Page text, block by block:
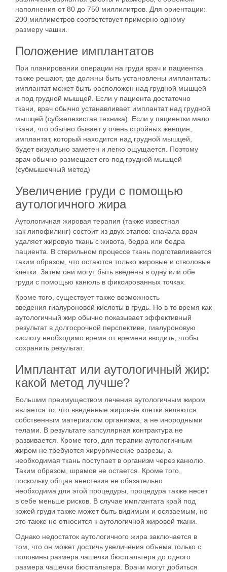
наполнения от 80 до 750 миллилитров. Для ориентации:
200 миллиметров соответствует примерно одному
размеру чашки.
Положение имплантатов
При планировании операции на груди врач и пациентка
также решают, где должны быть установлены имплантаты:
имплантат может быть расположен над грудной мышцей
и под грудной мышцей. Если у пациента достаточно
ткани, врач обычно устанавливает имплантат над грудной
мышцей (субжелезистая техника). Если у пациентки мало
ткани, что обычно бывает у очень стройных женщин,
имплантат, который находится над грудной мышцей,
будет визуально заметен и легко ощущается. Поэтому
врач обычно размещает его под грудной мышцей
(субмышечный метод)
Увеличение груди с помощью
аутологичного жира
Аутологичная жировая терапия (также известная
как липофилинг) состоит из двух этапов: сначала врач
удаляет жировую ткань с живота, бедра или бедра
пациента. В стерильном процессе ткань подготавливается
таким образом, что остаются только жировые и стволовые
клетки. Затем они могут быть введены в одну или обе
груди с помощью канюль в фиксированных точках.
Кроме того, существует также возможность
введения гиалуроновой кислоты в грудь. Но в то время как
аутологичный жир обычно показывает эффективный
результат в долгосрочной перспективе, гиалуроновую
кислоту необходимо время от времени вводить, чтобы
сохранить результат.
Имплантат или аутологичный жир:
какой метод лучше?
Большим преимуществом лечения аутологичным жиром
является то, что введенные жировые клетки являются
собственным материалом организма, а не инородными
телами. В результате капсулярная контрактура не
развивается. Кроме того, для терапии аутологичным
жиром не требуются хирургические разрезы, а
необходимая ткань поступает в организм через канюлю.
Таким образом, шрамов не остается. Кроме того,
поскольку общая анестезия не обязательно
необходима для этой процедуры, процедура также несет
в себе меньше рисков. В случае имплантата край под
кожей груди также может быть видимым и осязаемым, но
это также не относится к аутологичной жировой ткани.
Однако недостаток аутологичного жира заключается в
том, что он может достичь увеличения объема только с
половины размера чашечки бюстгальтера до одного
размера чашечки бюстгальтера . Врачи могут добиться